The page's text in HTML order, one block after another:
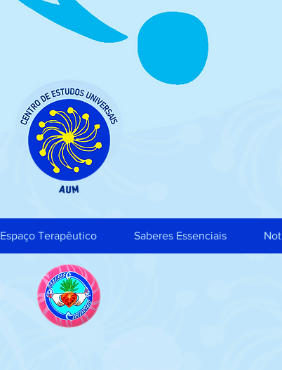
Espaço Terapêutico Saberes Essenciais